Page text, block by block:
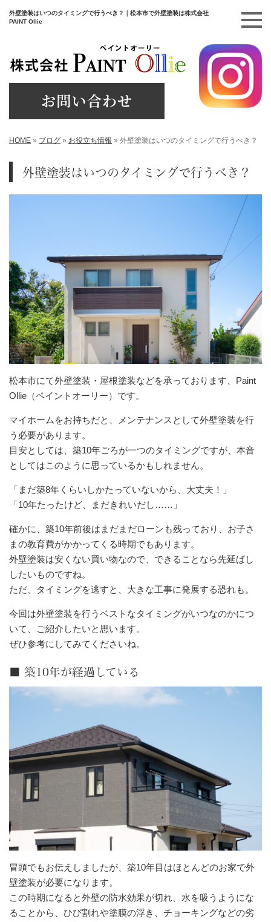
外壁塗装はいつのタイミングで行うべき？｜松本市で外壁塗装は株式会社
PAINT Ollie
HOME » ブログ » お役立ち情報 » 外壁塗装はいつのタイミングで行うべき？
外壁塗装はいつのタイミングで行うべき？
松本市にて外壁塗装・屋根塗装などを承っております、Paint
Ollie（ペイントオーリー）です。
マイホームをお持ちだと、メンテナンスとして外壁塗装を行
う必要があります。
目安としては、築10年ごろが一つのタイミングですが、本音
としてはこのように思っているかもしれません。
「まだ築8年くらいしかたっていないから、大丈夫！」
「10年たったけど、まだきれいだし……」
確かに、築10年前後はまだまだローンも残っており、お子さ
まの教育費がかかってくる時期でもあります。
外壁塗装は安くない買い物なので、できることなら先延ばし
したいものですね。
ただ、タイミングを逃すと、大きな工事に発展する恐れも。
今回は外壁塗装を行うベストなタイミングがいつなのかにつ
いて、ご紹介したいと思います。
ぜひ参考にしてみてくださいね。
■ 築10年が経過している
冒頭でもお伝えしましたが、築10年目はほとんどのお家で外
壁塗装が必要になります。
この時期になると外壁の防水効果が切れ、水を吸うようにな
ることから、ひび割れや塗膜の浮き、チョーキングなどの劣